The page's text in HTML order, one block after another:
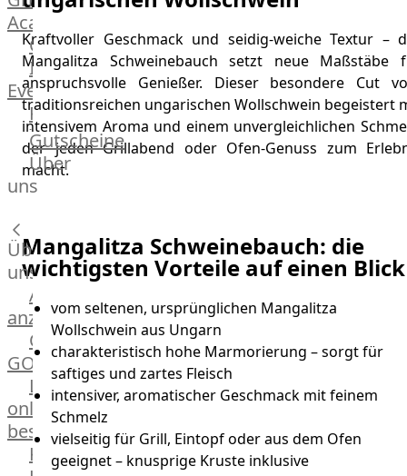
Academy
OTTO@Home
Individuelle
Events
Partner
Kalender
Gästehaus
Villa
Gutscheine
Über
uns
Über
uns
Alle
anzeigen
OTTO
GOURMET
Lebensmittel
online
bestellen
Karriere
Kraftvoller Geschmack und seidig-weiche Textur –
Mangalitza Schweinebauch setzt neue Maßstäbe
anspruchsvolle Genießer. Dieser besondere Cut
traditionsreichen ungarischen Wollschwein begeistert
intensivem Aroma und einem unvergleichlichen
der jeden Grillabend oder Ofen-Genuss zum
macht.
Mangalitza Schweinebauch: die
wichtigsten Vorteile auf einen Blick
vom seltenen, ursprünglichen Mangalitza
Wollschwein aus Ungarn
charakteristisch hohe Marmorierung – sorgt für
saftiges und zartes Fleisch
intensiver, aromatischer Geschmack mit feinem
Schmelz
vielseitig für Grill, Eintopf oder aus dem Ofen
geeignet – knusprige Kruste inklusive